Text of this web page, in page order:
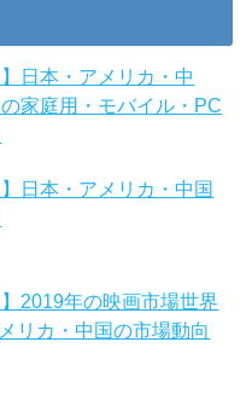
日本・アメリカ・中
家庭用・モバイル・PC
】日本・アメリカ・中国
】2019年の映画市場世界
リカ・中国の市場動向